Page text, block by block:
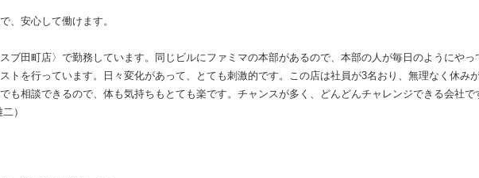
、安心して働けます。
ブ田町店〉で勤務しています。同じビルにファミマの本部があるので、本部の人が毎日のようにやっ
トを行っています。日々変化があって、とても刺激的です。この店は社員が3名おり、無理なく休み
も相談できるので、体も気持ちもとても楽です。チャンスが多く、どんどんチャレンジできる会社で
）